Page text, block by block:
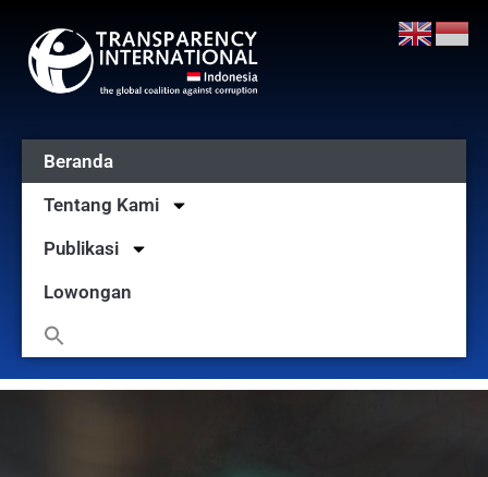
Beranda
Tentang Kami
Publikasi
Lowongan